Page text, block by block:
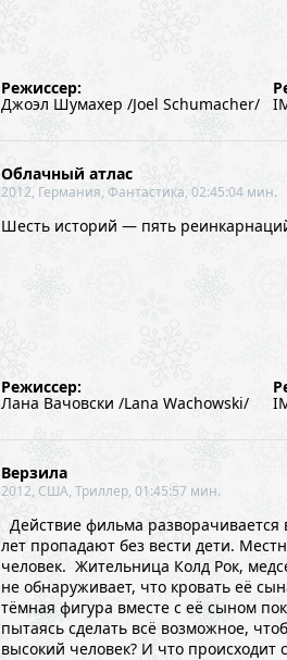
Режиссер:
Джоэл Шумахер /Joel Schumacher/
Облачный атлас
2012, Германия, Фантастика, 02:45:04 мин.
Шесть историй — пять
Режиссер:
Лана Вачовски /Lana Wachowski/
Верзила
2012, США, Триллер, 01:45:57 мин.
Действие фильма
лет пропадают без вести дети.
человек. Жительница Колд Рок,
не обнаруживает, что кровать её
тёмная фигура вместе с её сыном
пытаясь сделать всё возможное,
высокий человек? И что происходит